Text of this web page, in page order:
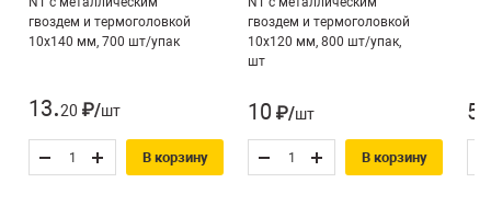
Не подвержен воздействию грызунов;
Удобен и прост в использовании. Обеспечивает
высокую скорость монтажа;
Стабильные характеристики на протяжении всего
срока службы;
Удобная для транспортировки упаковка.
Область применения* :
Перегородки, Полы,
Теплый пол (водяной),
инфракрасный)
гвоздем и термоголовкой
10х140 мм, 700 шт/упак
13.20 ₽/шт
В корзину
гвоздем и термоголовкой
10х120 мм, 800 шт/упак,
шт
10 ₽/шт
В корзину